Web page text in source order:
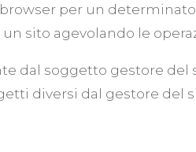
per un
sito agevolando le
dal soggetto gestore
diversi dal gestore del